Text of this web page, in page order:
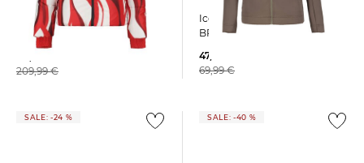
Icepeak | Damen Skijacke
ELSARA
209,99 €
Icepeak | Herren Jacke
BRUNSVILLE
47,95 €
69,99 €
SALE: -24 % SALE: -40 %